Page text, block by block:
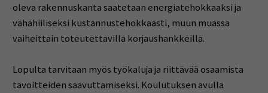
oleva rakennuskanta saatetaan energiatehokkaaksi ja
vähähiiliseksi kustannustehokkaasti, muun muassa
vaiheittain toteutettavilla korjaushankkeilla.
Lopulta tarvitaan myös työkaluja ja riittävää osaamista
tavoitteiden saavuttamiseksi. Koulutuksen avulla